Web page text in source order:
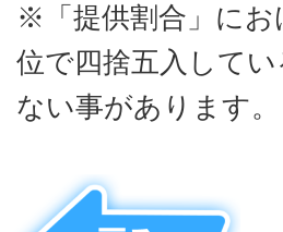
※「提供割合」にお
位で四捨五入して
ない事があります。